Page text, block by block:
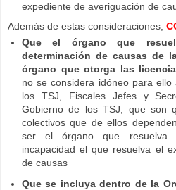
expediente de averiguación de
Además de estas consideraciones,
Que el órgano que
determinación de causas de
órgano que otorga las
no se considera idóneo para
los TSJ, Fiscales Jefes y
Gobierno de los TSJ, que son
colectivos que de ellos
ser el órgano que resuelva
incapacidad el que resuelva el
de causas
Que se incluya dentro de la